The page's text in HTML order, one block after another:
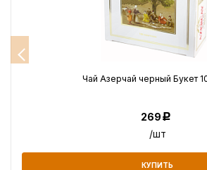
Чай Азерчай черный Букет
269Р
/шт
КУПИТЬ